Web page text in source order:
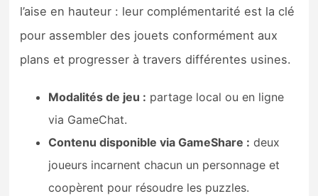
l’aise en hauteur : leur complémentarité est la clé
pour assembler des jouets conformément aux
plans et progresser à travers différentes usines.
Modalités de jeu : partage local ou en ligne
via GameChat.
Contenu disponible via GameShare : deux
joueurs incarnent chacun un personnage et
coopèrent pour résoudre les puzzles.